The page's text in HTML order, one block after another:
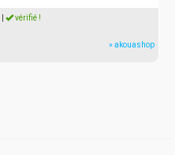
vérifié !
» akouashop